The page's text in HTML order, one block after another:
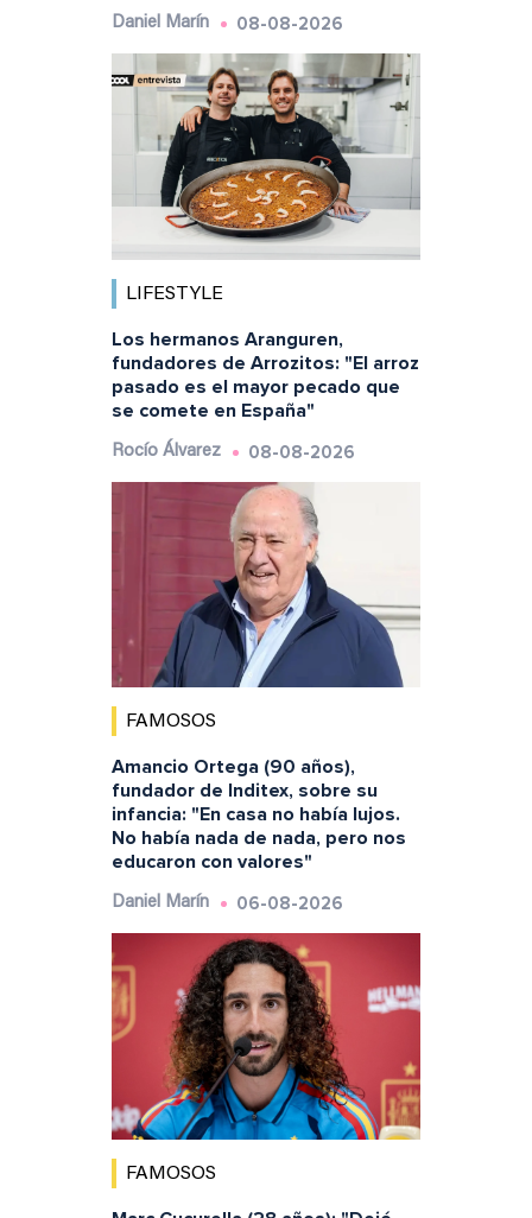
Daniel Marín 08-08-2026
LIFESTYLE
Los hermanos Aranguren,
fundadores de Arrozitos: "El arroz
pasado es el mayor pecado que
se comete en España"
Rocío Álvarez 08-08-2026
FAMOSOS
Amancio Ortega (90 años),
fundador de Inditex, sobre su
infancia: "En casa no había lujos.
No había nada de nada, pero nos
educaron con valores"
Daniel Marín 06-08-2026
FAMOSOS